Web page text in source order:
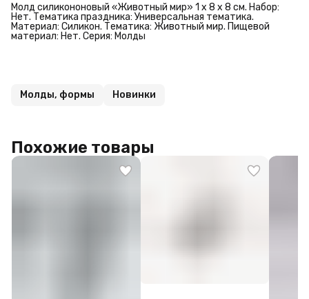
Молд силикононовый «Животный мир» 1 х 8 х 8 см. Набор:
Нет. Тематика праздника: Универсальная тематика.
Материал: Силикон. Тематика: Животный мир. Пищевой
материал: Нет. Серия: Молды
Молды, формы Новинки
Похожие товары